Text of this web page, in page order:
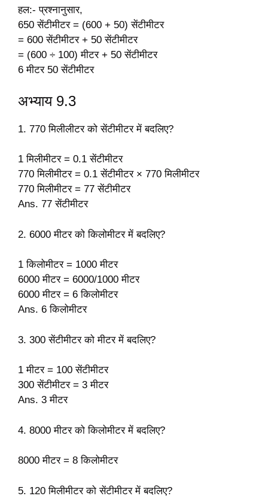
हल:- प्रश्नानुसार,
650 सेंटीमीटर = (600 + 50) सेंटीमीटर
= 600 सेंटीमीटर + 50 सेंटीमीटर
= (600 ÷ 100) मीटर + 50 सेंटीमीटर
6 मीटर 50 सेंटीमीटर
अभ्याय 9.3
1. 770 मिलीलीटर को सेंटीमीटर में बदलिए?
1 मिलीमीटर = 0.1 सेंटीमीटर
770 मिलीमीटर = 0.1 सेंटीमीटर × 770 मिलीमीटर
770 मिलीमीटर = 77 सेंटीमीटर
Ans. 77 सेंटीमीटर
2. 6000 मीटर को किलोमीटर में बदलिए?
1 किलोमीटर = 1000 मीटर
6000 मीटर = 6000/1000 मीटर
6000 मीटर = 6 किलोमीटर
Ans. 6 किलोमीटर
3. 300 सेंटीमीटर को मीटर में बदलिए?
1 मीटर = 100 सेंटीमीटर
300 सेंटीमीटर = 3 मीटर
Ans. 3 मीटर
4. 8000 मीटर को किलोमीटर में बदलिए?
8000 मीटर = 8 किलोमीटर
5. 120 मिलीमीटर को सेंटीमीटर में बदलिए?